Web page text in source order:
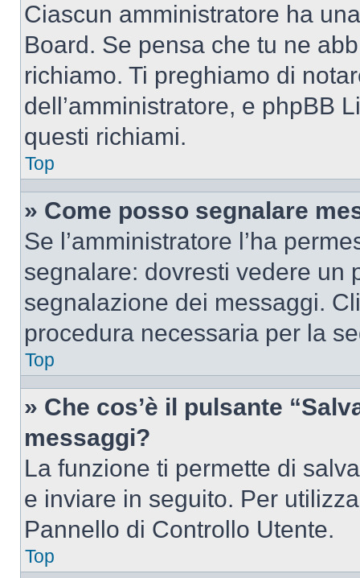
Ciascun amministratore ha
Board. Se pensa che tu ne
richiamo. Ti preghiamo di
dell’amministratore, e phpBB
questi richiami.
Top
» Come posso segnalare
Se l’amministratore l’ha
segnalare: dovresti vedere un
segnalazione dei messaggi.
procedura necessaria per la
Top
» Che cos’è il pulsante
messaggi?
La funzione ti permette di
e inviare in seguito. Per
Pannello di Controllo Utente.
Top